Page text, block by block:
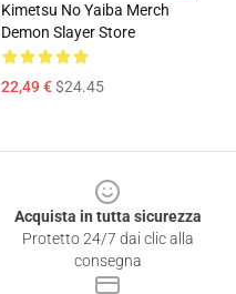
Kimetsu No Yaiba Merch
Demon Slayer Store
22,49 €$24.45
Acquista in tutta sicurezza
Protetto 24/7 dai clic alla
consegna